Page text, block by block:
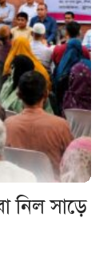
নিল সাড়ে